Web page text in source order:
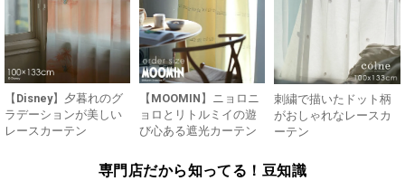
【Disney】夕暮れのグ
ラデーションが美しい
レースカーテン
【MOOMIN】ニョロニ
ョロとリトルミイの遊
び心ある遮光カーテン
刺繍で描いたドット柄
がおしゃれなレースカ
ーテン
専門店だから知ってる！豆知識